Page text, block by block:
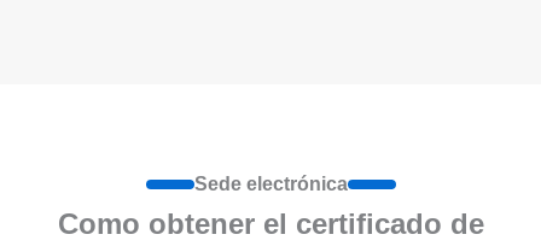
Sede electrónica
Como obtener el certificado de